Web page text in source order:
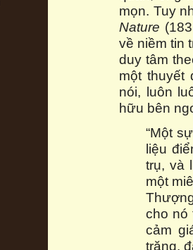
mọn. Tuy
Nature
về niềm tin
duy tâm
một thuyết
nói, luôn
hữu bên
“Một
liệu
trụ, và
một
cho nó
cảm
trăng,